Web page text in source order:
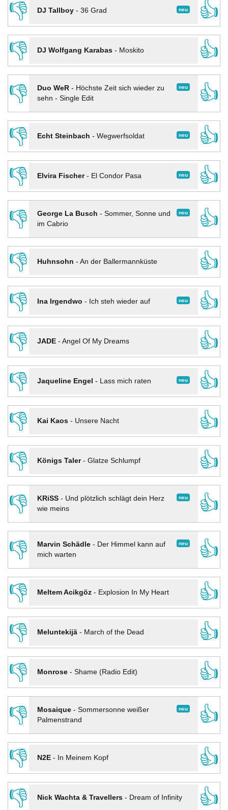
👎 neu
DJ Tallboy- 36 Grad
👍
👎
DJ Wolfgang Karabas- Moskito
👍
👎
neu
Duo WeR- Höchste Zeit sich wieder zu
sehn - Single Edit
👍
👎
neu
Echt Steinbach - Wegwerfsoldat
👍
👎
neu
Elvira Fischer- El Condor Pasa
👍
👎
neu
George La Busch - Sommer, Sonne und
im Cabrio
👍
👎
Huhnsohn - An der Ballermannküste
👍
👎
neu
Ina Irgendwo - Ich steh wieder auf
👍
👎
JADE- Angel Of My Dreams
👍
👎
neu
Jaqueline Engel - Lass mich raten
👍
👎
Kai Kaos- Unsere Nacht
👍
👎
Königs Taler- Glatze Schlumpf
👍
👎
neu
KRiSS- Und plötzlich schlägt dein Herz
wie meins
👍
👎 neu
Marvin Schädle- Der Himmel kann auf
mich warten
👍
👎
Meltem Acikgöz- Explosion In My Heart
👍
👎
Meluntekijä- March of the Dead
👍
👎
Monrose- Shame (Radio Edit)
👍
👎
neu
Mosaique- Sommersonne weißer
Palmenstrand
👍
👎
N2E- In Meinem Kopf
👍
👎
Nick Wachta & Travellers- Dream of Infinity
👍